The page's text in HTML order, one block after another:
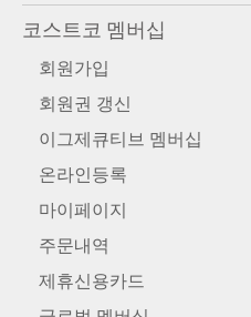
코스트코 멤버십
회원가입
회원권 갱신
이그제큐티브 멤버십
온라인등록
마이페이지
주문내역
제휴신용카드